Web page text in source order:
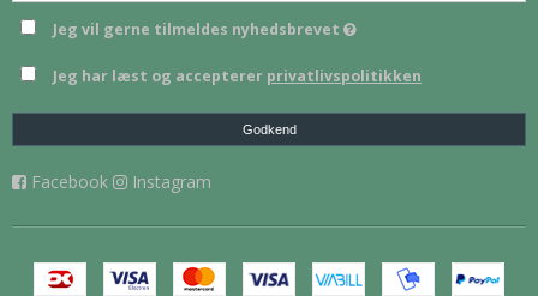
Jeg vil gerne tilmeldes nyhedsbrevet
Jeg har læst og accepterer privatlivspolitikken
Godkend
Facebook Instagram